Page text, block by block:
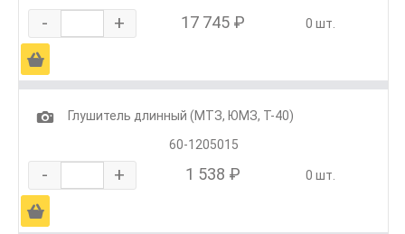
- + 17 745 ₽ 0 шт.
Ä
1
Глушитель длинный (МТЗ, ЮМЗ, Т-40)
60-1205015
- + 1 538 ₽ 0 шт.
Ä